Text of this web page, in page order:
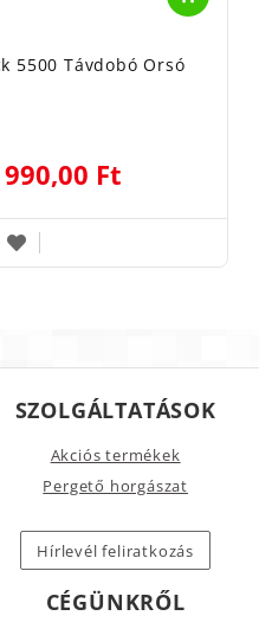
5500 Távdobó Orsó
Ft
SZOLGÁLTATÁSOK
Akciós termékek
Pergető horgászat
Hírlevél feliratkozás
CÉGÜNKRŐL